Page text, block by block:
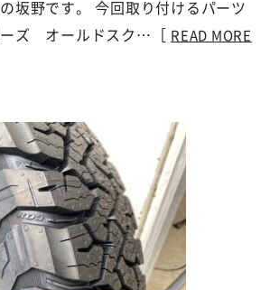
坂野です。 今回取り付けるパーツ
ーズ オールドスク…［
READ MORE